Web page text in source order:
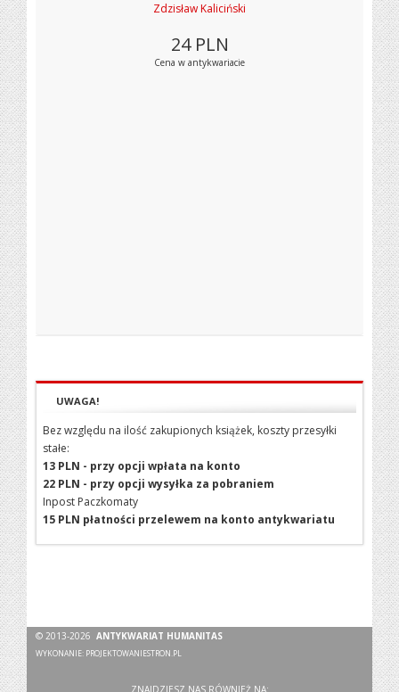
Zdzisław Kaliciński
24 PLN
Cena w antykwariacie
UWAGA!
Bez względu na ilość zakupionych książek, koszty przesyłki
stałe:
13 PLN - przy opcji wpłata na konto
22 PLN - przy opcji wysyłka za pobraniem
Inpost Paczkomaty
15 PLN płatności przelewem na konto antykwariatu
© 2013-2026ANTYKWARIAT HUMANITAS
WYKONANIE: PROJEKTOWANIESTRON.PL
ZNAJDZIESZ NAS RÓWNIEŻ NA: